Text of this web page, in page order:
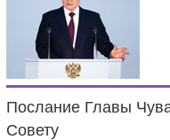
Послание Главы
Совету